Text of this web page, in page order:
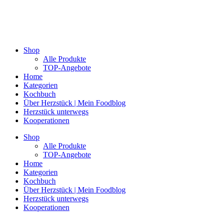
Shop
Alle Produkte
TOP-Angebote
Home
Kategorien
Kochbuch
Über Herzstück | Mein Foodblog
Herzstück unterwegs
Kooperationen
Shop
Alle Produkte
TOP-Angebote
Home
Kategorien
Kochbuch
Über Herzstück | Mein Foodblog
Herzstück unterwegs
Kooperationen